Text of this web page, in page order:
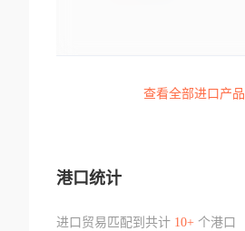
查看全部进口产品
港口统计
进口贸易匹配到共计 10+个港口